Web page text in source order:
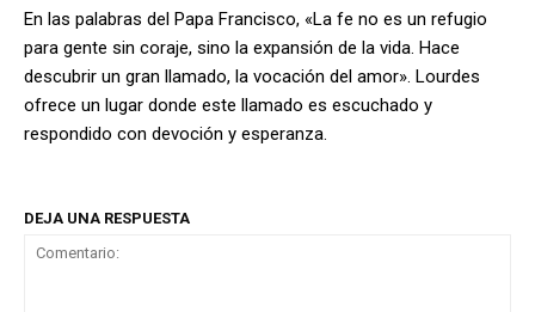
En las palabras del Papa Francisco, «La fe no es un refugio
para gente sin coraje, sino la expansión de la vida. Hace
descubrir un gran llamado, la vocación del amor». Lourdes
ofrece un lugar donde este llamado es escuchado y
respondido con devoción y esperanza.
DEJA UNA RESPUESTA